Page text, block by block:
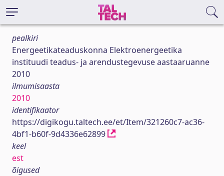
pealkiri
Energeetikateaduskonna Elektroenergeetika
instituudi teadus- ja arendustegevuse aastaaruanne
2010
ilmumisaasta
2010
identifikaator
https://digikogu.taltech.ee/et/Item/321260c7-ac36-
4bf1-b60f-9d4336e62899
keel
est
õigused